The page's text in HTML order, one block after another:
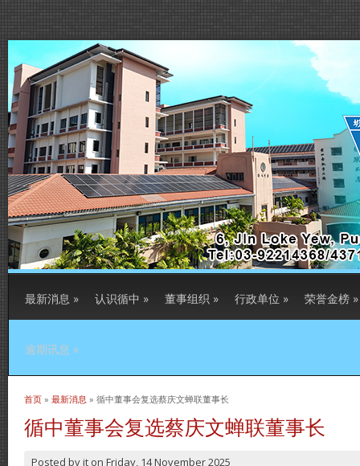
最新消息 » 认识循中 » 董事组织 » 行政单位 » 荣誉金榜 »
逾期讯息 »
当前位置
首页 » 最新消息 » 循中董事会复选蔡庆文蝉联董事长
循中董事会复选蔡庆文蝉联董事长
Posted byit on Friday, 14 November 2025